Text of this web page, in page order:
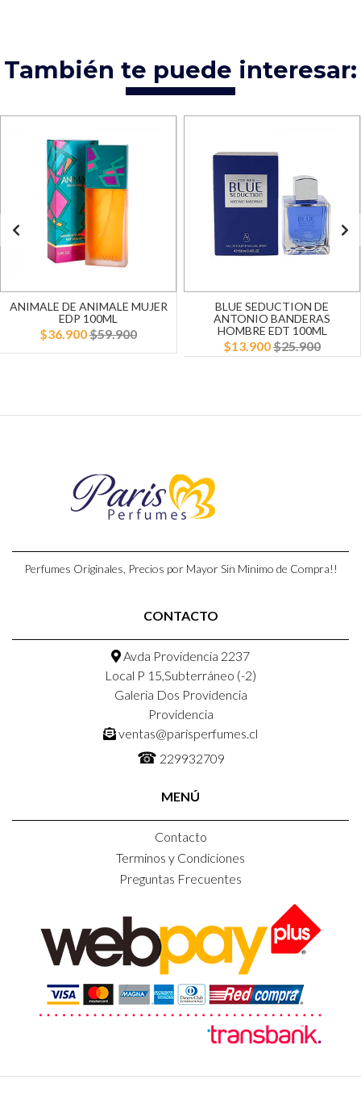
También te puede interesar:
ANIMALE DE ANIMALE MUJER
EDP 100ML
$36.900$59.900
BLUE SEDUCTION DE
ANTONIO BANDERAS
HOMBRE EDT 100ML
$13.900$25.900
Perfumes Originales, Precios por Mayor Sin Minimo de Compra!!
CONTACTO
Avda Providencia 2237
Local P 15,Subterráneo (-2)
Galeria Dos Providencia
Providencia
ventas@parisperfumes.cl
☎ 229932709
MENÚ
Contacto
Terminos y Condiciones
Preguntas Frecuentes